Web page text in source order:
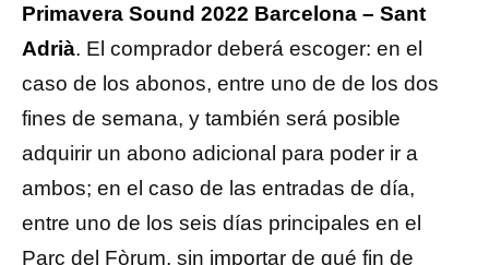
Primavera Sound 2022 Barcelona – Sant
Adrià. El comprador deberá escoger: en el
caso de los abonos, entre uno de de los dos
fines de semana, y también será posible
adquirir un abono adicional para poder ir a
ambos; en el caso de las entradas de día,
entre uno de los seis días principales en el
Parc del Fòrum, sin importar de qué fin de